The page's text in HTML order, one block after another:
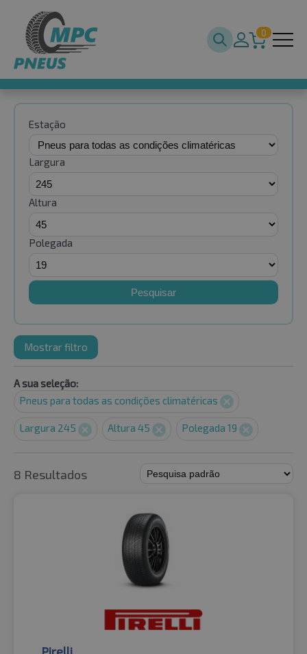
0
Estação
Largura
Altura
Polegada
Pesquisar
Mostrar filtro
A sua seleção:
Pneus para todas as condições climatéricas
Largura 245 Altura 45 Polegada 19
8 Resultados